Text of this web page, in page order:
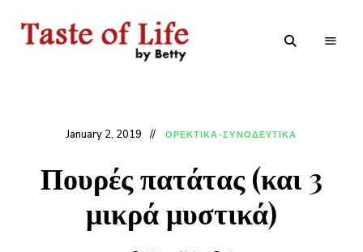
January 2, 2019 ΟΡΕΚΤΙΚΑ-ΣΥΝΟΔΕΥΤΙΚΑ
Πουρές πατάτας (και 3
μικρά μυστικά)